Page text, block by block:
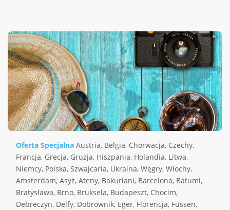
Oferta Specjalna Austria, Belgia, Chorwacja, Czechy,
Francja, Grecja, Gruzja, Hiszpania, Holandia, Litwa,
Niemcy, Polska, Szwajcaria, Ukraina, Węgry, Włochy,
Amsterdam, Asyż, Ateny, Bakuriani, Barcelona, Batumi,
Bratysława, Brno, Bruksela, Budapeszt, Chocim,
Debreczyn, Delfy, Dobrownik, Eger, Florencja, Fussen,